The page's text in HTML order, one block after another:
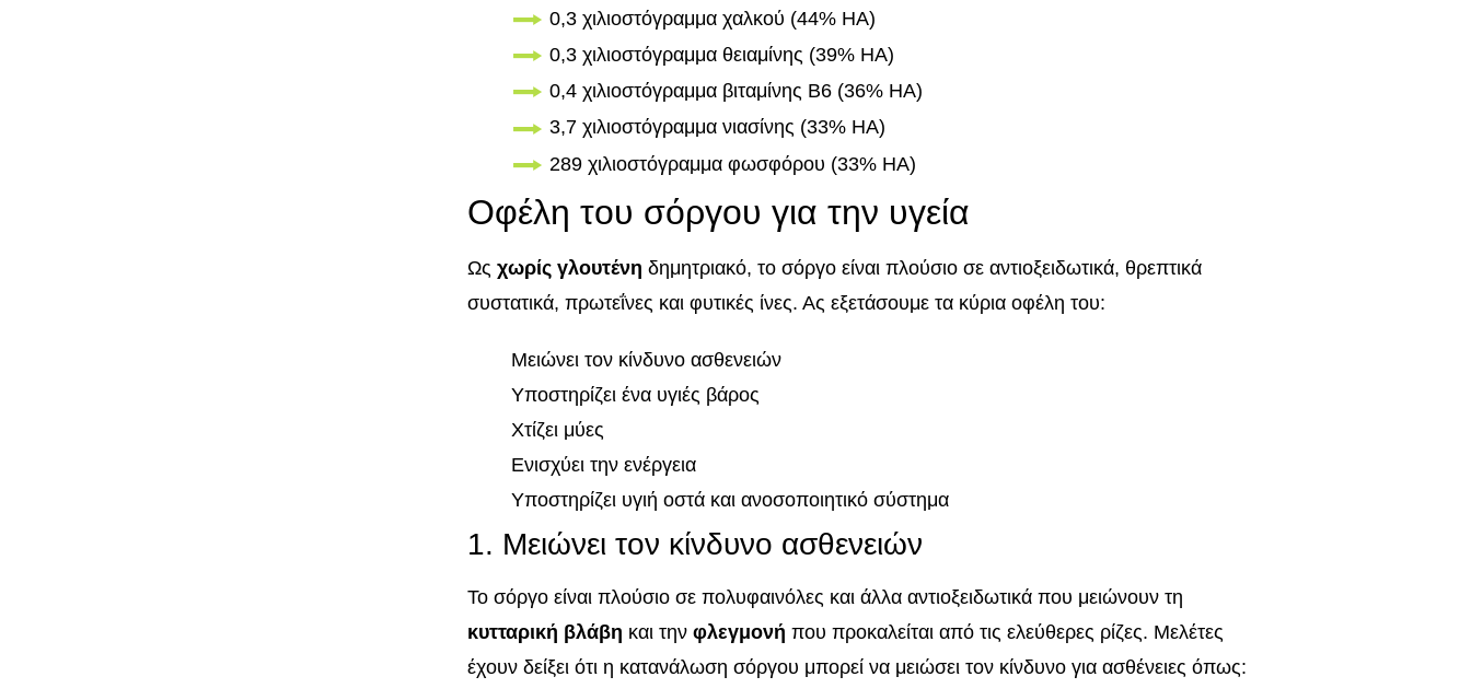
0,3 χιλιοστόγραμμα χαλκού (44% ΗΑ)
0,3 χιλιοστόγραμμα θειαμίνης (39% ΗΑ)
0,4 χιλιοστόγραμμα βιταμίνης B6 (36% ΗΑ)
3,7 χιλιοστόγραμμα νιασίνης (33% ΗΑ)
289 χιλιοστόγραμμα φωσφόρου (33% ΗΑ)
Οφέλη του σόργου για την υγεία
Ωςχωρίς γλουτένη δημητριακό, το σόργο είναι πλούσιο σε αντιοξειδωτικά, θρεπτικά
συστατικά, πρωτεΐνες και φυτικές ίνες. Ας εξετάσουμε τα κύρια οφέλη του:
Μειώνει τον κίνδυνο ασθενειών
Υποστηρίζει ένα υγιές βάρος
Χτίζει μύες
Ενισχύει την ενέργεια
Υποστηρίζει υγιή οστά και ανοσοποιητικό σύστημα
1. Μειώνει τον κίνδυνο ασθενειών
Το σόργο είναι πλούσιο σε πολυφαινόλες και άλλα αντιοξειδωτικά που μειώνουν τη
κυτταρική βλάβη και τηνφλεγμονή που προκαλείται από τις ελεύθερες ρίζες. Μελέτες
έχουν δείξει ότι η κατανάλωση σόργου μπορεί να μειώσει τον κίνδυνο για ασθένειες όπως: